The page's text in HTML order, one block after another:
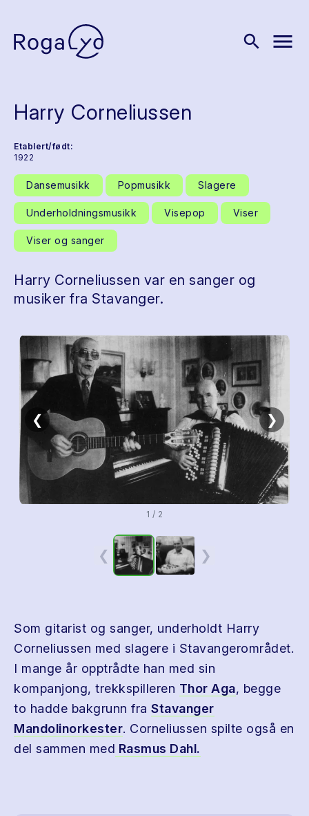
search menu
Harry Corneliussen
Etablert/født:
1922
Dansemusikk Popmusikk Slagere
Underholdningsmusikk Visepop Viser
Viser og sanger
Harry Corneliussen var en sanger og
musiker fra Stavanger.
❮ ❯
1 / 2
❮ ❯
Som gitarist og sanger, underholdt Harry
Corneliussen med slagere i Stavangerområdet.
I mange år opptrådte han med sin
kompanjong, trekkspilleren Thor Aga, begge
to hadde bakgrunn fra Stavanger
Mandolinorkester. Corneliussen spilte også en
del sammen med Rasmus Dahl.